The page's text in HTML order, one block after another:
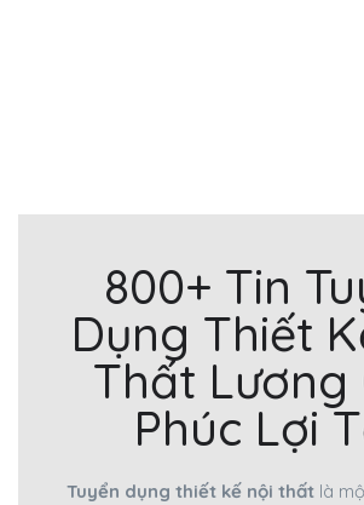
800+ Tin
Dụng Thiết
Thất Lương
Phúc Lợi
Tuyển dụng thiết kế nội thất là